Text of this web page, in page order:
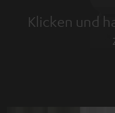
Klicken und